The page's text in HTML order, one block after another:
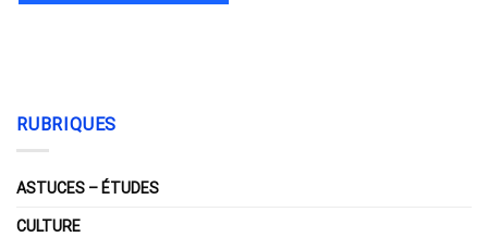
RUBRIQUES
ASTUCES – ÉTUDES
CULTURE